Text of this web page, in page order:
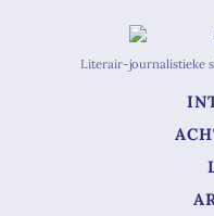
Literair-journalistieke